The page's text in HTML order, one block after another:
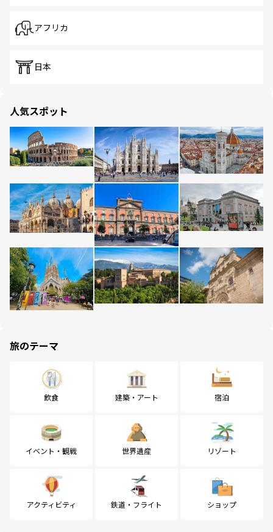
アフリカ
日本
人気スポット
旅のテーマ
飲食 建築・アート 宿泊
イベント・観戦 世界遺産 リゾート
アクティビティ 鉄道・フライト ショップ